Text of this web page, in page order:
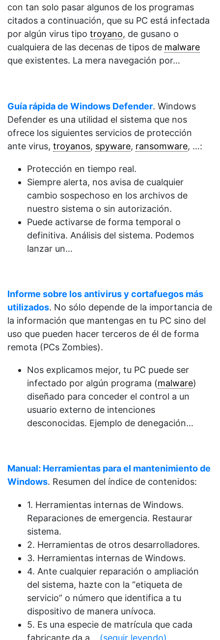
con tan solo pasar algunos de los programas
citados a continuación, que su PC está infectada
por algún virus tipo troyano, de gusano o
cualquiera de las decenas de tipos de malware
que existentes. La mera navegación por…
Guía rápida de Windows Defender. Windows
Defender es una utilidad el sistema que nos
ofrece los siguientes servicios de protección
ante virus, troyanos, spyware, ransomware, …:
Protección en tiempo real.
Siempre alerta, nos avisa de cualquier
cambio sospechoso en los archivos de
nuestro sistema o sin autorización.
Puede activarse de forma temporal o
definitiva. Análisis del sistema. Podemos
lanzar un…
Informe sobre los antivirus y cortafuegos más
utilizados. No sólo depende de la importancia de
la información que mantengas en tu PC sino del
uso que pueden hacer terceros de él de forma
remota (PCs Zombies).
Nos explicamos mejor, tu PC puede ser
infectado por algún programa (malware)
diseñado para conceder el control a un
usuario externo de intenciones
desconocidas. Ejemplo de denegación…
Manual: Herramientas para el mantenimiento de
Windows. Resumen del índice de contenidos:
1. Herramientas internas de Windows.
Reparaciones de emergencia. Restaurar
sistema.
2. Herramientas de otros desarrolladores.
3. Herramientas internas de Windows.
4. Ante cualquier reparación o ampliación
del sistema, hazte con la “etiqueta de
servicio” o número que identifica a tu
dispositivo de manera unívoca.
5. Es una especie de matrícula que cada
fabricante da a… (seguir leyendo)